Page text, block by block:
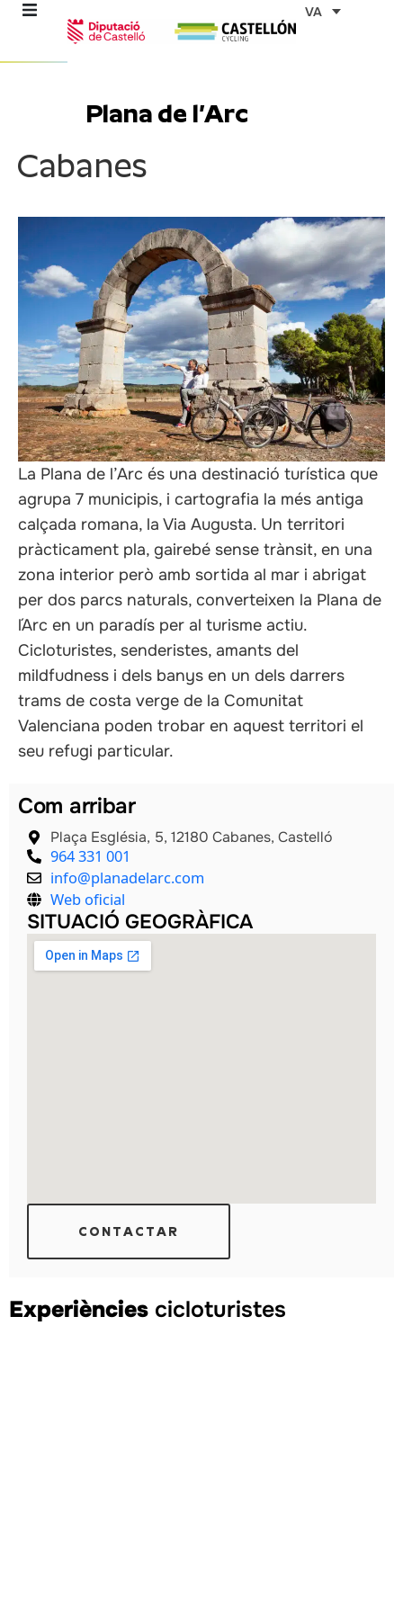
Vés
VA
Plana de l’Arc
Cabanes
La Plana de l’Arc és una destinació turística que
agrupa 7 municipis, i cartografia la més antiga
calçada romana, la Via Augusta. Un territori
pràcticament pla, gairebé sense trànsit, en una
zona interior però amb sortida al mar i abrigat
per dos parcs naturals, converteixen la Plana de
l´Arc en un paradís per al turisme actiu.
Cicloturistes, senderistes, amants del
mildfudness i dels banys en un dels darrers
trams de costa verge de la Comunitat
Valenciana poden trobar en aquest territori el
seu refugi particular.
Com arribar
Plaça Església, 5, 12180 Cabanes, Castelló
964 331 001
info@planadelarc.com
Web oficial
SITUACIÓ GEOGRÀFICA
CONTACTAR
Experiències cicloturistes